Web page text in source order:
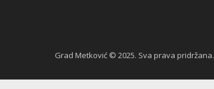
Grad Metković © 2025. Sva prava pridržana.